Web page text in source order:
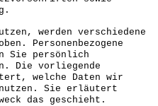
werden verschiedene
Personenbezogene
Sie persönlich
Die vorliegende
welche Daten wir
Sie erläutert
das geschieht.